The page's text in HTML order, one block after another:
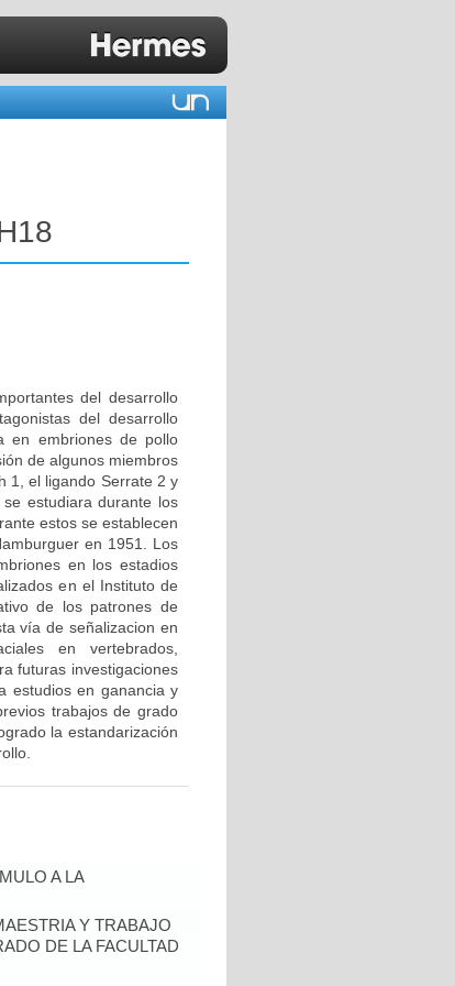
del desarrollo
del desarrollo
en embriones de pollo
de algunos miembros
1, el ligando Serrate 2 y
estudiara durante los
estos se establecen
en 1951. Los
en los estadios
en el Instituto de
de los patrones de
vía de señalizacion en
en vertebrados,
futuras investigaciones
estudios en ganancia y
trabajos de grado
la estandarización
A LA
Y TRABAJO
DE LA FACULTAD